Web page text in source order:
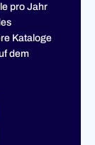
pro Jahr
Kataloge
dem